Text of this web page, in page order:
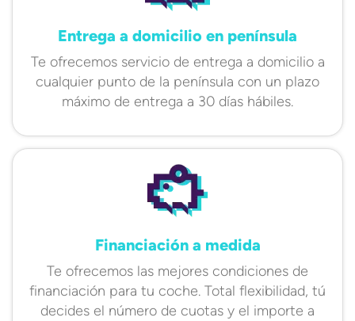
Entrega a domicilio en península
Te ofrecemos servicio de entrega a domicilio a
cualquier punto de la península con un plazo
máximo de entrega a 30 días hábiles.
Financiación a medida
Te ofrecemos las mejores condiciones de
financiación para tu coche. Total flexibilidad, tú
decides el número de cuotas y el importe a